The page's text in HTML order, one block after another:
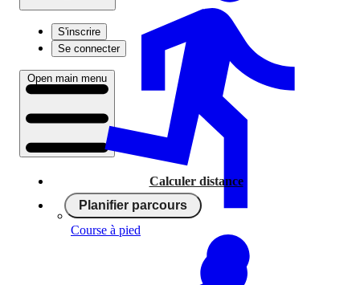
S'inscrire
Se connecter
Open main menu
Calculer distance
Planifier parcours
Course à pied